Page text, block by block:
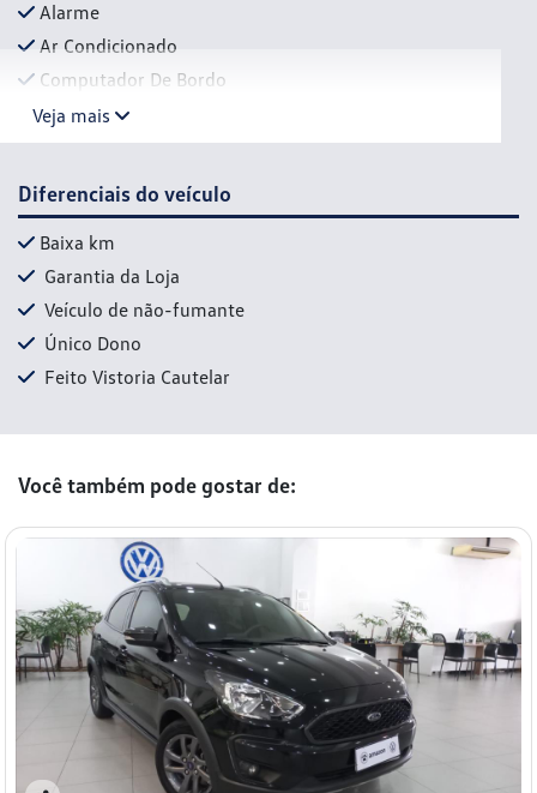
Alarme
Ar Condicionado
Computador De Bordo
Veja mais
Diferenciais do veículo
Baixa km
Garantia da Loja
Veículo de não-fumante
Único Dono
Feito Vistoria Cautelar
Você também pode gostar de: